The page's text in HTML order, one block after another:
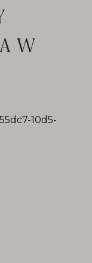
W
10d5-